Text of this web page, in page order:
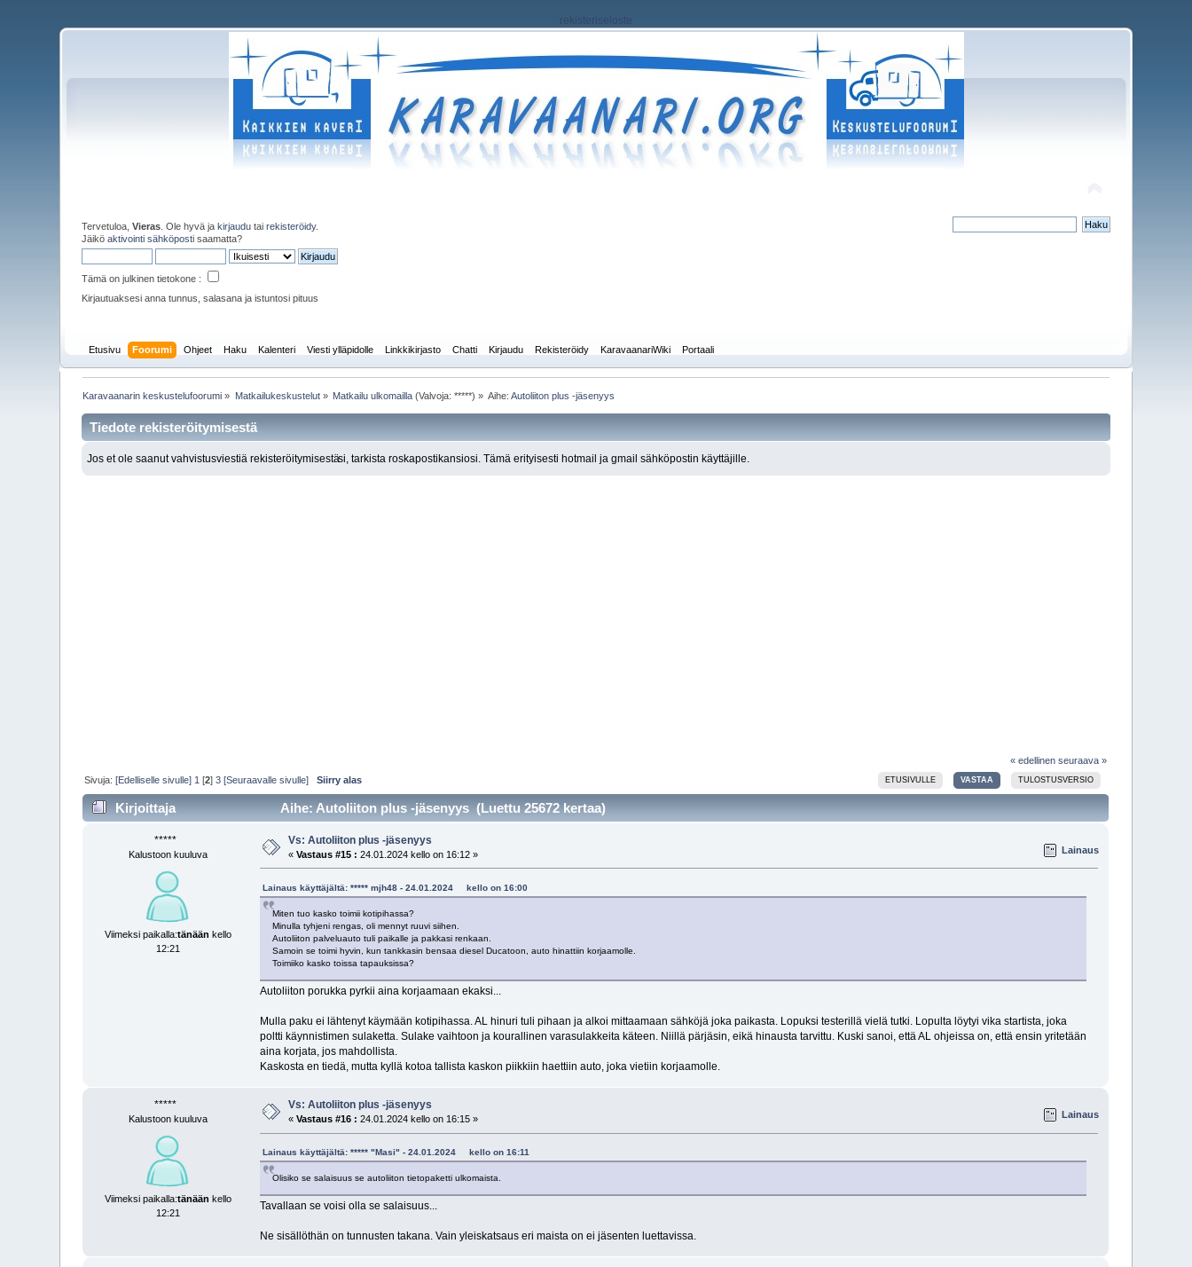
rekisteriseloste
Tervetuloa,Vieras . Ole hyvä jakirjaudu tairekisteröidy.
Jäiköaktivointi sähköposti saamatta?
Tämä on julkinen tietokone :
Kirjautuaksesi anna tunnus, salasana ja istuntosi pituus
Etusivu Foorumi Ohjeet Haku Kalenteri Viesti ylläpidolle Linkkikirjasto Chatti Kirjaudu Rekisteröidy KaravaanariWiki Portaali
Karavaanarin keskustelufoorumi » Matkailukeskustelut» Matkailu ulkomailla (Valvoja: *****) » Aihe:Autoliiton plus -jäsenyys
Tiedote rekisteröitymisestä
Jos et ole saanut vahvistusviestiä rekisteröitymisestäsi, tarkista roskapostikansiosi. Tämä erityisesti hotmail ja gmail sähköpostin käyttäjille.
« edellinen seuraava »
ETUSIVULLE VASTAA TULOSTUSVERSIO
Sivuja: [Edelliselle sivulle] 1 [2]3 [Seuraavalle sivulle] Siirry alas
Kirjoittaja Aihe: Autoliiton plus -jäsenyys (Luettu 25672 kertaa)
*****
Kalustoon kuuluva
Viimeksi paikalla:tänään kello
12:21
Vs: Autoliiton plus -jäsenyys
«Vastaus #15 : 24.01.2024 kello on 16:12 » Lainaus
Lainaus käyttäjältä: ***** mjh48 - 24.01.2024 kello on 16:00
Miten tuo kasko toimii kotipihassa?
Minulla tyhjeni rengas, oli mennyt ruuvi siihen.
Autoliiton palveluauto tuli paikalle ja pakkasi renkaan.
Samoin se toimi hyvin, kun tankkasin bensaa diesel Ducatoon, auto hinattiin korjaamolle.
Toimiiko kasko toissa tapauksissa?
Autoliiton porukka pyrkii aina korjaamaan ekaksi...
Mulla paku ei lähtenyt käymään kotipihassa. AL hinuri tuli pihaan ja alkoi mittaamaan sähköjä joka paikasta. Lopuksi testerillä vielä tutki. Lopulta löytyi vika startista, joka
poltti käynnistimen sulaketta. Sulake vaihtoon ja kourallinen varasulakkeita käteen. Niillä pärjäsin, eikä hinausta tarvittu. Kuski sanoi, että AL ohjeissa on, että ensin yritetään
aina korjata, jos mahdollista.
Kaskosta en tiedä, mutta kyllä kotoa tallista kaskon piikkiin haettiin auto, joka vietiin korjaamolle.
*****
Kalustoon kuuluva
Viimeksi paikalla:tänään kello
12:21
Vs: Autoliiton plus -jäsenyys
«Vastaus #16 : 24.01.2024 kello on 16:15 » Lainaus
Lainaus käyttäjältä: ***** "Masi" - 24.01.2024 kello on 16:11
Olisiko se salaisuus se autoliiton tietopaketti ulkomaista.
Tavallaan se voisi olla se salaisuus...
Ne sisällöthän on tunnusten takana. Vain yleiskatsaus eri maista on ei jäsenten luettavissa.